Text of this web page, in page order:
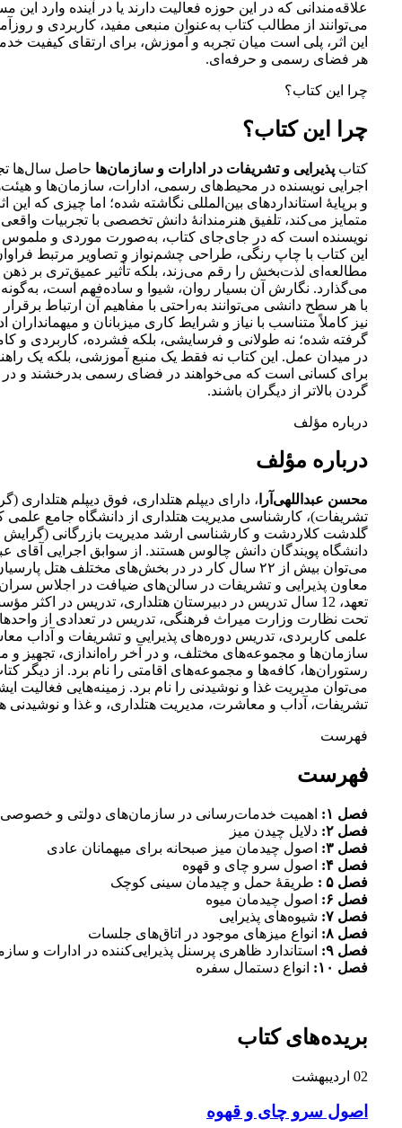
علاقه‌مندانی که در این حوزه فعالیت دارند یا در آینده وارد این
می‌توانند از مطالب کتاب به‌عنوان منبعی مفید، کاربردی و
این اثر، پلی است میان تجربه و آموزش، برای ارتقای کیفیت
هر فضای رسمی و حرفه‌ای.
چرا این کتاب؟
چرا این کتاب؟
کتاب پذیرایی و تشریفات در ادارات و سازمان‌ها حاصل سال‌ها
اجرایی نویسنده در محیط‌های رسمی، ادارات، سازمان‌ها و
و برپایۀ استانداردهای بین‌المللی نگاشته شده؛ اما چیزی که این
متمایز می‌کند، تلفیق هنرمندانۀ دانش تخصصی با تجربیات
نویسنده است که در جای‌جای کتاب، به‌صورت موردی و ملموس
این کتاب با چاپ رنگی، طراحی چشم‌نواز و تصاویر مرتبط
مطالعه‌ای لذت‌بخش را رقم می‌زند، بلکه تأثیر عمیق‌تری بر ذهن
می‌گذارد. نگارش آن بسیار روان، شیوا و ساده‌فهم است،
با هر سطح دانشی می‌توانند به‌راحتی با مفاهیم آن ارتباط
نیز کاملاً متناسب با نیاز و شرایط کاری میزبانان و میهمانداران
گرفته شده؛ نه طولانی و فرسایشی، بلکه فشرده، کاربردی و
در میدان عمل. این کتاب نه فقط یک منبع آموزشی، بلکه یک
برای کسانی ا‌ست که می‌خواهند در فضای رسمی بدرخشند و
گردن بالاتر از دیگران باشند.
درباره مؤلف
درباره مؤلف
محسن عبداللهی‌آرا ، دارای دیپلم هتلداری، فوق دیپلم هتلداری
تشریفات)، کارشناسی مدیریت هتلداری از دانشگاه جامع علمی
گلدشت کلاردشت و کارشناسی ارشد مدیریت بازرگانی (گرایش
دانشگاه پویندگان دانش چالوس هستند. از سوابق اجرایی آقای
می‌توان بیش از ۲۲ سال کار در در بخش‌های مختلف هتل
معاون پذیرایی و تشریفات در سالن‌های ضیافت در اجلاس
تعهد، 12 سال تدریس در دبیرستان هتلداری، تدریس در
تحت نظارت وزارت میراث فرهنگی، تدریس در تعدادی از
علمی کاربردی، تدریس دوره‌های پذیرایی و تشریفات و آداب
سازمان‌ها و مجموعه‌های مختلف، و در آخر راه‌اندازی، تجهیز و
رستوران‌ها، کافه‌ها و مجموعه‌های اقامتی را نام برد. از دیگر
می‌توان مدیریت غذا و نوشیدنی را نام برد. زمینه‌هایی فغالیت
تشریفات، آداب و معاشرت، مدیریت هتلداری، و غذا و نوشیدنی
فهرست
فهرست
فصل ۱:
اهمیت خدمات‌رسانی در سازمان‌های دولتی و خصوصی
فصل ۲:
دلایل چیدن میز
فصل ۳:
اصول چیدمان میز صبحانه برای میهمانان عادی
فصل ۴:
اصول سرو چای و قهوه
فصل ۵ :
طریقۀ حمل و چیدمان سینی کوچک
فصل ۶:
اصول چیدمان میوه
فصل ۷:
شیوه‌های پذیرایی
فصل ۸:
انواع میزهای موجود در اتاق‌های جلسات
فصل ۹:
استاندارد ظاهری پرسنل پذیرایی‌کننده در ادارات و
فصل ۱۰:
انواع دستمال سفره
بریده‌های کتاب
02 اردیبهشت
اصول سرو چای و قهوه